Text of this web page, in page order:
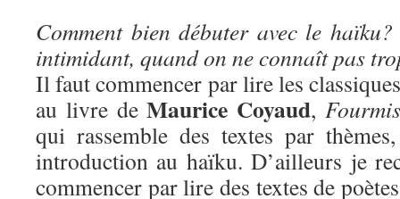
Comment bien débuter avec le
intimidant, quand on ne connaît pas
Il faut commencer par lire les
au livre deMaurice Coyaud,
qui rassemble des textes par
introduction au haïku. D’ailleurs je
commencer par lire des textes de